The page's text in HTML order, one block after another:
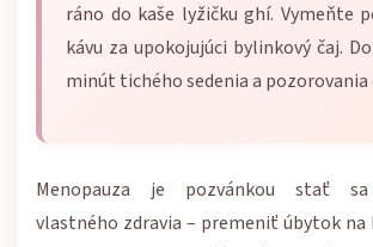
ráno do kaše lyžičku ghí. Vymeňte
kávu za upokojujúci bylinkový čaj.
minút tichého sedenia a pozorovania
Menopauza je pozvánkou stať sa
vlastného zdravia – premeniť úbytok na